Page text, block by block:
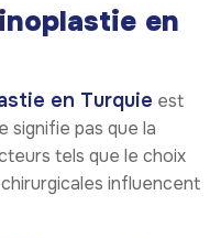
en
en Turquie est
signifie pas que la
tels que le choix
influencent